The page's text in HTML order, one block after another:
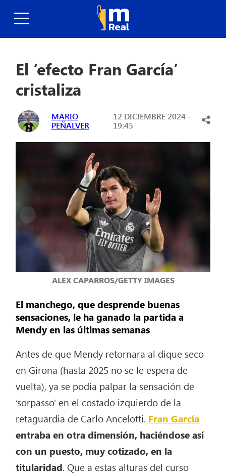
El ‘efecto Fran García’
cristaliza
MARIO
PEÑALVER
12 DICIEMBRE 2024 -
19:45
ALEX CAPARROS/GETTY IMAGES
El manchego, que desprende buenas
sensaciones, le ha ganado la partida a
Mendy en las últimas semanas
Antes de que Mendy retornara al dique seco
en Girona (hasta 2025 no se le espera de
vuelta), ya se podía palpar la sensación de
‘sorpasso’ en el costado izquierdo de la
retaguardia de Carlo Ancelotti. Fran García
entraba en otra dimensión, haciéndose así
con un puesto, muy cotizado, en la
titularidad. Que a estas alturas del curso